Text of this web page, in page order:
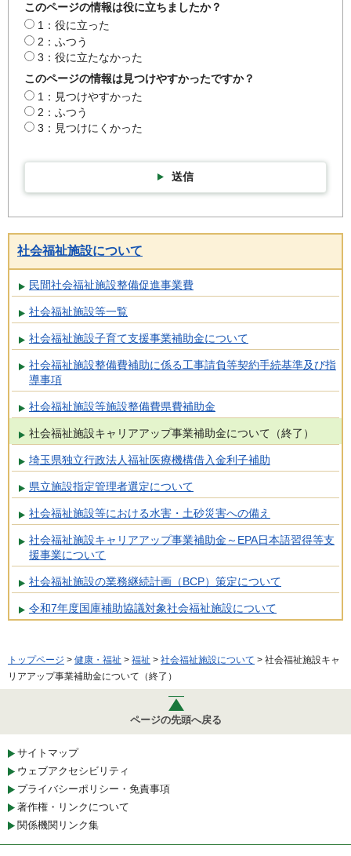
このページの情報は役に立ちましたか？
1：役に立った
2：ふつう
3：役に立たなかった
このページの情報は見つけやすかったですか？
1：見つけやすかった
2：ふつう
3：見つけにくかった
送信
社会福祉施設について
民間社会福祉施設整備促進事業費
社会福祉施設等一覧
社会福祉施設子育て支援事業補助金について
社会福祉施設整備費補助に係る工事請負等契約手続基準及び指
導事項
社会福祉施設等施設整備費県費補助金
社会福祉施設キャリアアップ事業補助金について（終了）
埼玉県独立行政法人福祉医療機構借入金利子補助
県立施設指定管理者選定について
社会福祉施設等における水害・土砂災害への備え
社会福祉施設キャリアアップ事業補助金～EPA日本語習得等支
援事業について
社会福祉施設の業務継続計画（BCP）策定について
令和7年度国庫補助協議対象社会福祉施設について
トップページ > 健康・福祉 > 福祉 > 社会福祉施設について > 社会福祉施設キャ
リアアップ事業補助金について（終了）
ページの先頭へ戻る
サイトマップ
ウェブアクセシビリティ
プライバシーポリシー・免責事項
著作権・リンクについて
関係機関リンク集